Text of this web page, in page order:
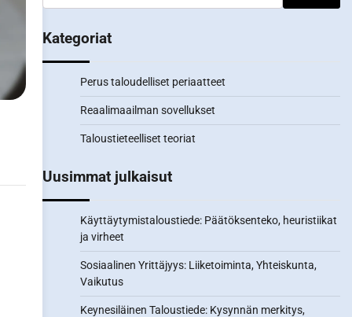
for:
Kategoriat
Perus taloudelliset periaatteet
Reaalimaailman sovellukset
Taloustieteelliset teoriat
Uusimmat julkaisut
Käyttäytymistaloustiede: Päätöksenteko, heuristiikat
ja virheet
Sosiaalinen Yrittäjyys: Liiketoiminta, Yhteiskunta,
Vaikutus
Keynesiläinen Taloustiede: Kysynnän merkitys,